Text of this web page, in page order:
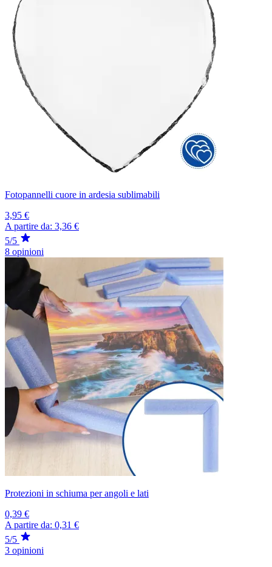
Fotopannelli cuore in ardesia sublimabili
3,95 €
A partire da: 3,36 €
5/5
8 opinioni
Protezioni in schiuma per angoli e lati
0,39 €
A partire da: 0,31 €
5/5
3 opinioni